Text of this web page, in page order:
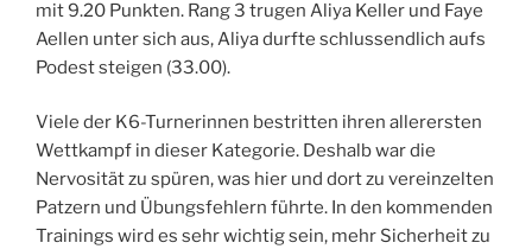
mit 9.20 Punkten. Rang 3 trugen Aliya Keller und Faye
Aellen unter sich aus, Aliya durfte schlussendlich aufs
Podest steigen (33.00).
Viele der K6-Turnerinnen bestritten ihren allerersten
Wettkampf in dieser Kategorie. Deshalb war die
Nervosität zu spüren, was hier und dort zu vereinzelten
Patzern und Übungsfehlern führte. In den kommenden
Trainings wird es sehr wichtig sein, mehr Sicherheit zu